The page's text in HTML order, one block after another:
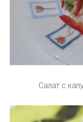
Салат с